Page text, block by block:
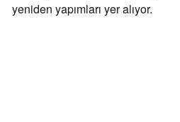
yeniden yapımları yer alıyor.